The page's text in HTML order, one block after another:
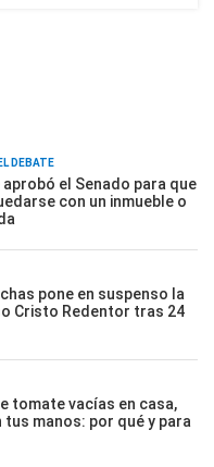
DEBATE
el Senado para que
con un inmueble o
pone en suspenso la
Cristo Redentor tras 24
tomate vacías en casa,
manos: por qué y para